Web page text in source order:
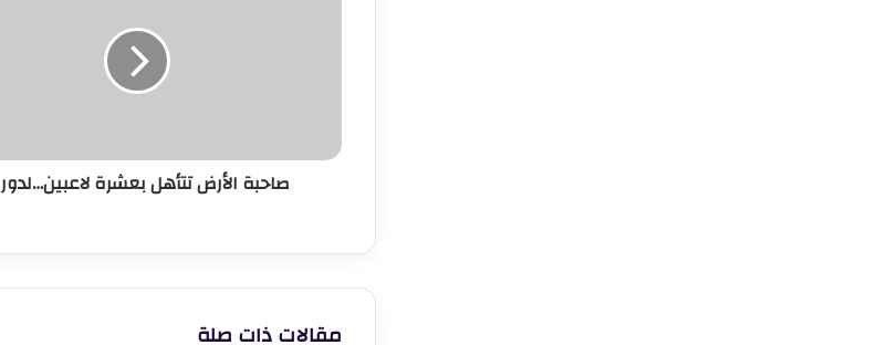
صاحبة الأرض تتأهل بعشرة لاعبين…لدور ١٦
مقالات ذات صلة